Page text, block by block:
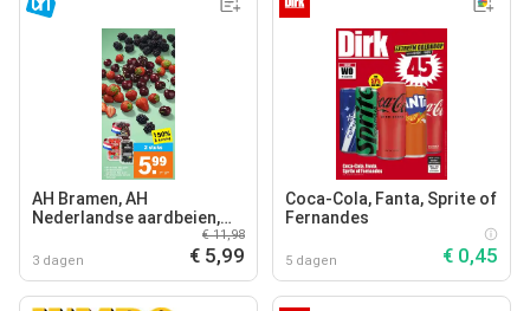
AH Bramen, AH
Nederlandse aardbeien,
AH Nederlandse kersen
3 dagen
€ 11,98
€ 5,99
Coca-Cola, Fanta, Sprite of
Fernandes
5 dagen € 0,45